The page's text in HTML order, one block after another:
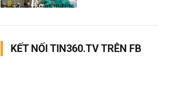
Bạn đọc viết
05/08/26, 11:57
KẾT NỐI TIN360.TV TRÊN FB